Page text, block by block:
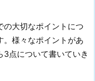
の大切なポイントにつ
。様々なポイントがあ
3点について書いていき